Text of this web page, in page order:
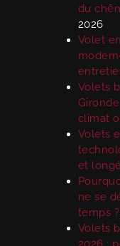
du
2026
Volet
Volets
climat
Volets
et
ne se
temps ?
Volets